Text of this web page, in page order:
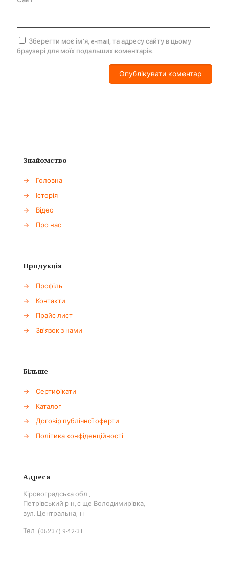
Зберегти моє ім'я, e-mail, та адресу сайту в цьому
браузері для моїх подальших коментарів.
Знайомство
→
Головна
→
Історія
→
Відео
→
Про нас
Продукція
→
Профіль
→
Контакти
→
Прайс лист
→
Зв'язок з нами
Більше
→
Сертифікати
→
Каталог
→
Договір публічної оферти
→
Політика конфіденційності
Адреса
Кіровоградська обл.,
Петрівський р-н, с-ще Володимирівка,
вул. Центральна, 11
Тел. (05237) 9-42-31